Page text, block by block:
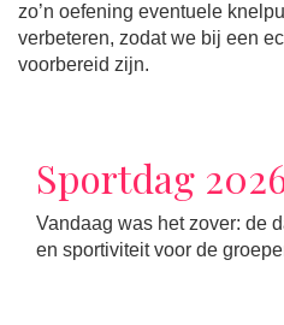
zo’n oefening eventuele
verbeteren, zodat we bij een
voorbereid zijn.
Sportdag
Vandaag was het zover: de
en sportiviteit voor de